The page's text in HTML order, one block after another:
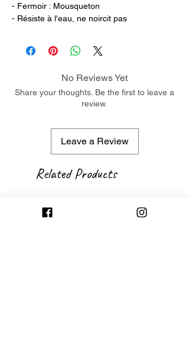
- Fermoir : Mousqueton
- Résiste à l'eau, ne noircit pas
No Reviews Yet
Share your thoughts. Be the first to leave a
review.
Leave a Review
Related Products